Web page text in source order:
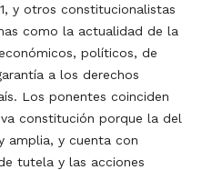
y otros constitucionalistas
como la actualidad de la
políticos, de
a los derechos
Los ponentes coinciden
constitución porque la del
amplia, y cuenta con
tutela y las acciones